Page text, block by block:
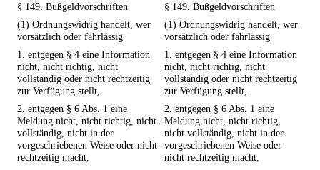
§ 149. Bußgeldvorschriften
§ 149. Bußgeldvorschriften
(1) Ordnungswidrig handelt, wer
vorsätzlich oder fahrlässig
(1) Ordnungswidrig handelt, wer
vorsätzlich oder fahrlässig
1. entgegen § 4 eine Information
nicht, nicht richtig, nicht
vollständig oder nicht rechtzeitig
zur Verfügung stellt,
1. entgegen § 4 eine Information
nicht, nicht richtig, nicht
vollständig oder nicht rechtzeitig
zur Verfügung stellt,
2. entgegen § 6 Abs. 1 eine
Meldung nicht, nicht richtig, nicht
vollständig, nicht in der
vorgeschriebenen Weise oder nicht
rechtzeitig macht,
2. entgegen § 6 Abs. 1 eine
Meldung nicht, nicht richtig,
nicht vollständig, nicht in der
vorgeschriebenen Weise oder
nicht rechtzeitig macht,